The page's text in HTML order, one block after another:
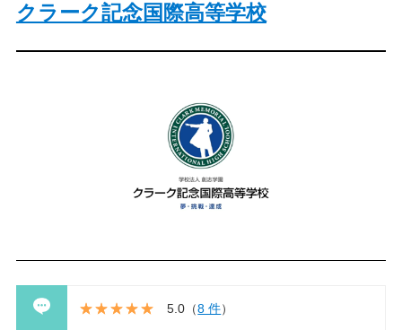
クラーク記念国際高等学校
5.0 （8 件）